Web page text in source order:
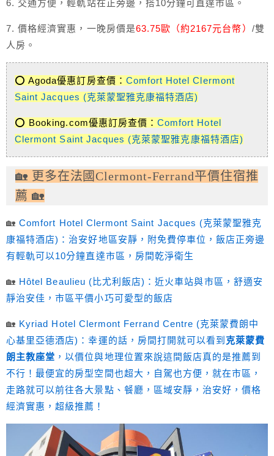
6. 交通方便，輕軌站在正旁邊，搭10分鐘可直達市區。
7. 價格經濟實惠，一晚房價是63.75歐（約2167元台幣） /雙
人房。
⭕ Agoda優惠訂房查價： Comfort Hotel Clermont
Saint Jacques (克萊蒙聖雅克康福特酒店)
⭕ Booking.com優惠訂房查價：Comfort Hotel
Clermont Saint Jacques (克萊蒙聖雅克康福特酒店)
🏡 更多在法國Clermont-Ferrand平價住宿推
薦 🏡
🏡Comfort Hotel Clermont Saint Jacques (克萊蒙聖雅克
康福特酒店)：治安好地區安靜，附免費停車位，飯店正旁邊
有輕軌可以10分鐘直達市區，房間乾淨衛生
🏡 Hôtel Beaulieu (比尤利飯店) ：近火車站與市區，舒適安
靜治安佳，市區平價小巧可愛型的飯店
🏡 Kyriad Hotel Clermont Ferrand Centre (克萊蒙費朗中
心基里亞德酒店)：幸運的話，房間打開就可以看到 克萊蒙費
朗主教座堂 ，以價位與地理位置來說這間飯店真的是推薦到
不行！最便宜的房型空間也超大，自駕也方便，就在市區，
走路就可以前往各大景點、餐廳，區域安靜，治安好，價格
經濟實惠，超級推薦！